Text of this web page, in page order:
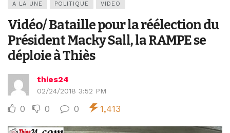
A LA UNE POLITIQUE VIDEO
Vidéo/ Bataille pour la réélection du
Président Macky Sall, la RAMPE se
déploie à Thiès
thies24
02/24/2018 3:52 PM
0 0 0 1,413